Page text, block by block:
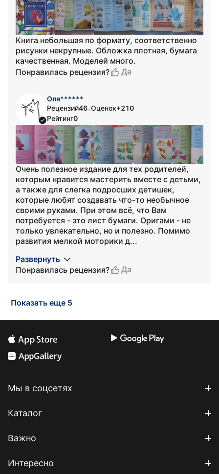
Книга небольшая по формату, соответственно
рисунки некрупные. Обложка плотная, бумага
качественная. Моделей много.
Понравилась рецензия?
Да
Оля******
Рецензий46•Оценок+210
Рейтинг0
Очень полезное издание для тех родителей,
которым нравится мастерить вместе с детьми,
а также для слегка подросших детишек,
которые любят создавать что-то необычное
своими руками. При этом всё, что Вам
потребуется - это лист бумаги. Оригами - не
только увлекательно, но и полезно. Помимо
развития мелкой моторики д...
Развернуть
Понравилась рецензия?
Да
Показать еще 5
Мы в соцсетях
Каталог
Важно
Интересно